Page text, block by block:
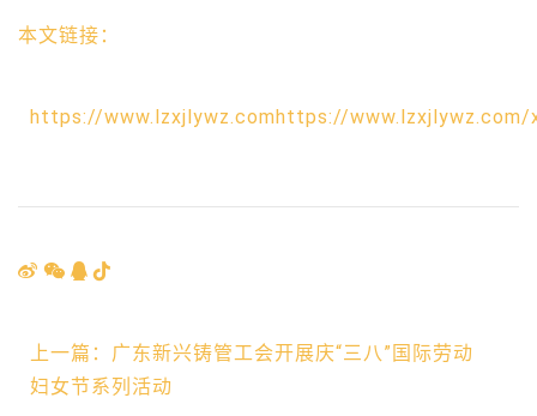
本文链接：
https://www.lzxjlywz.comhttps://www.lzxjlywz.com/
上一篇：广东新兴铸管工会开展庆“三八”国际劳动
妇女节系列活动